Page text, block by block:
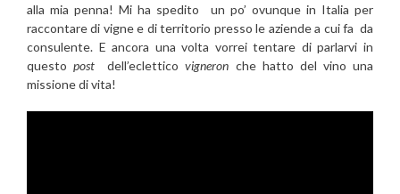
alla mia penna! Mi ha spedito un po’ ovunque in Italia per
raccontare di vigne e di territorio presso le aziende a cui fa da
consulente. E ancora una volta vorrei tentare di parlarvi in
questopost dell’ecletticovigneron che hatto del vino una
missione di vita!